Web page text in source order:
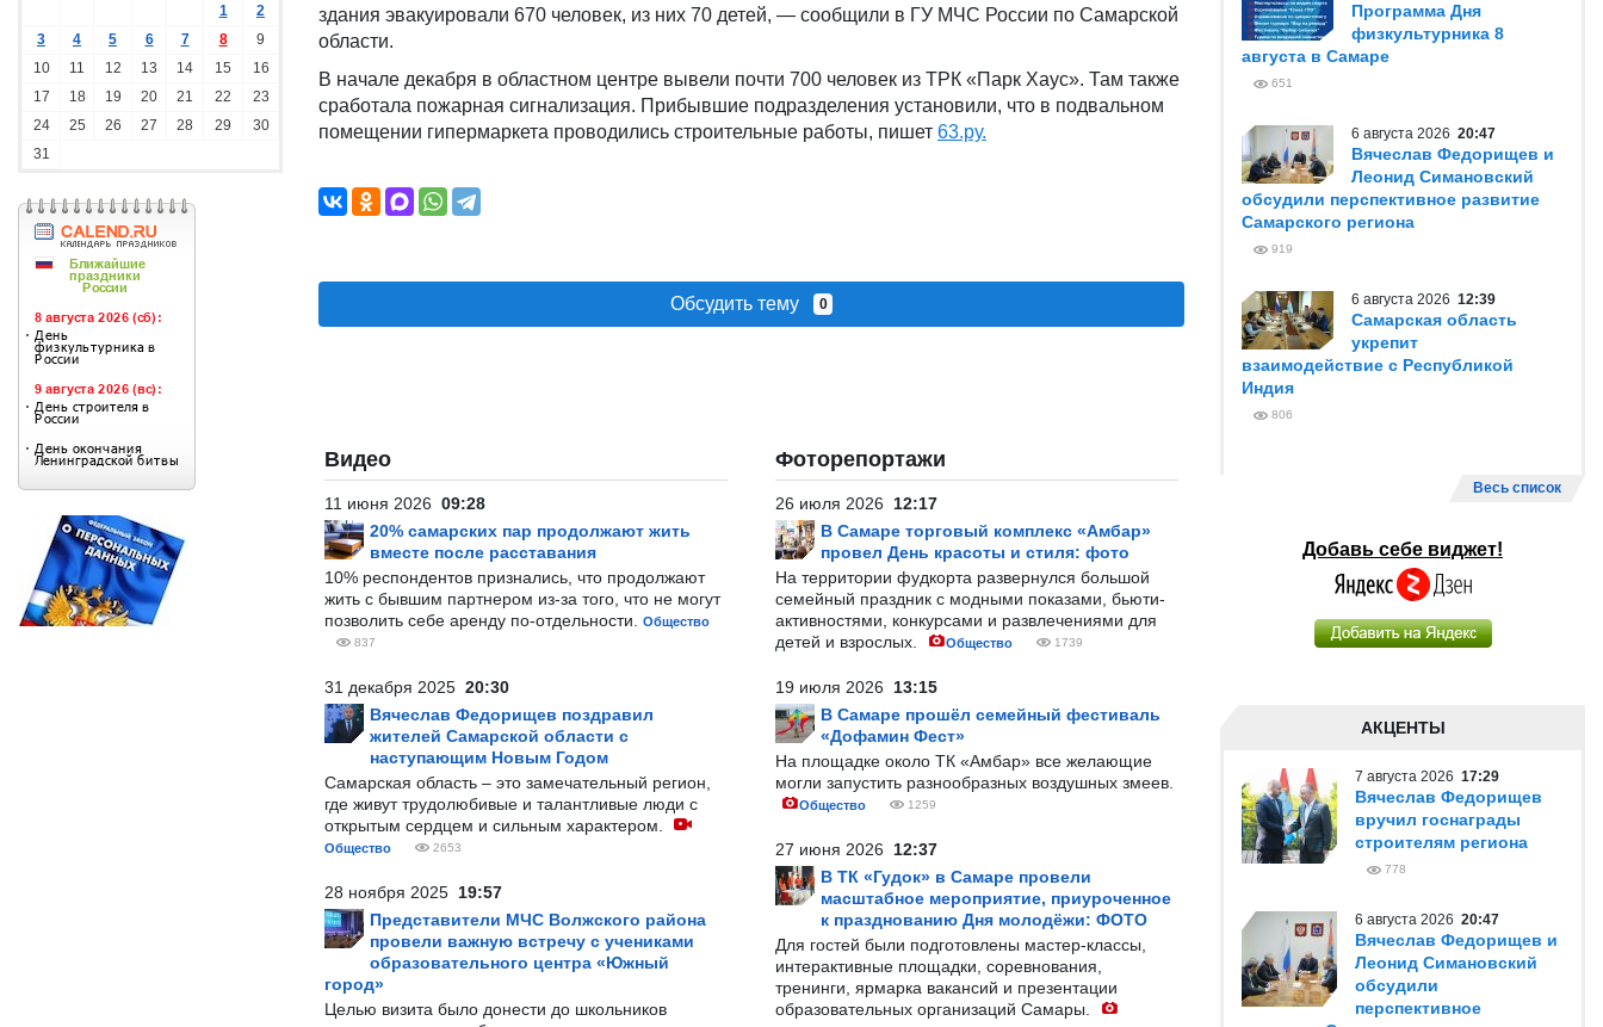
1
2
3
4 5 6 7 8
9
10
11 12 13 14 15
16
17
18 19 20 21 22
23
24
25 26 27 28 29
30
31
здания эвакуировали 670 человек, из них 70 детей, — сообщили в ГУ МЧС России по Самарской
области.
В начале декабря в областном центре вывели почти 700 человек из ТРК «Парк Хаус». Там также
сработала пожарная сигнализация. Прибывшие подразделения установили, что в подвальном
помещении гипермаркета проводились строительные работы, пишет 63.ру.
Обсудить тему 0
Видео
11 июня 2026 09:28
20% самарских пар продолжают жить
вместе после расставания
10% респондентов признались, что продолжают
жить с бывшим партнером из-за того, что не могут
позволить себе аренду по-отдельности.
Общество
837
31 декабря 2025 20:30
Вячеслав Федорищев поздравил
жителей Самарской области с
наступающим Новым Годом
Самарская область – это замечательный регион,
где живут трудолюбивые и талантливые люди с
открытым сердцем и сильным характером.
Общество 2653
28 ноября 2025 19:57
Представители МЧС Волжского района
провели важную встречу с учениками
образовательного центра «Южный
город»
Целью визита было донести до школьников
Фоторепортажи
26 июля 2026 12:17
В Самаре торговый комплекс «Амбар»
провел День красоты и стиля: фото
На территории фудкорта развернулся большой
семейный праздник с модными показами, бьюти-
активностями, конкурсами и развлечениями для
детей и взрослых.
Общество 1739
19 июля 2026 13:15
В Самаре прошёл семейный фестиваль
«Дофамин Фест»
На площадке около ТК «Амбар» все желающие
могли запустить разнообразных воздушных змеев.
Общество 1259
27 июня 2026 12:37
В ТК «Гудок» в Самаре провели
масштабное мероприятие, приуроченное
к празднованию Дня молодёжи: ФОТО
Для гостей были подготовлены мастер-классы,
интерактивные площадки, соревнования,
тренинги, ярмарка вакансий и презентации
образовательных организаций Самары.
Программа Дня
физкультурника 8
августа в Самаре
651
6 августа 2026 20:47
Вячеслав Федорищев и
Леонид Симановский
обсудили перспективное развитие
Самарского региона
919
6 августа 2026 12:39
Самарская область
укрепит
взаимодействие с Республикой
Индия
806
Весь список
Добавь себе виджет!
АКЦЕНТЫ
7 августа 2026 17:29
Вячеслав Федорищев
вручил госнаграды
строителям региона
778
6 августа 2026 20:47
Вячеслав Федорищев и
Леонид Симановский
обсудили
перспективное